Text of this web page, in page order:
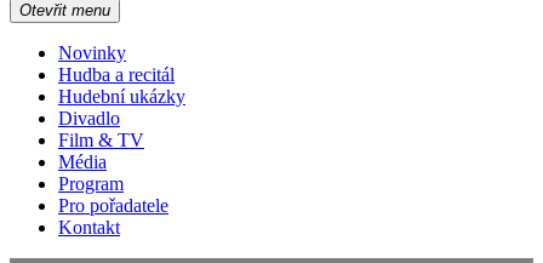
Otevřit menu
Novinky
Hudba a recitál
Hudební ukázky
Divadlo
Film & TV
Média
Program
Pro pořadatele
Kontakt